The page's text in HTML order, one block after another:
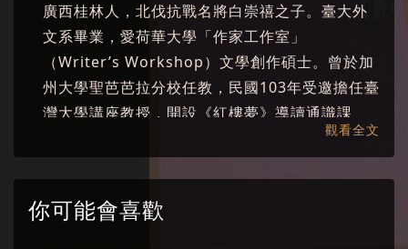
🕑️ 講座二、 10/22 週日2:30—4:30 @ 國家圖書
館B1多功能展演廳失之毫釐，差以千里——紅樓
夢程乙本與庚辰本之比較
廣西桂林人，北伐抗戰名將白崇禧之子。臺大外
文系畢業，愛荷華大學「作家工作室」
（Writer’s Workshop）文學創作碩士。曾於加
州大學聖芭芭拉分校任教，民國103年受邀擔任臺
灣大學講座教授，開設《紅樓夢》導讀通識課
程。 白先勇是小說家、散文家、評論家、戲劇
家，著作極豐，短篇小說集《寂寞的十七歲》、
散文集《驀然回首》、《明星咖啡館》、《第六
觀看全文
你可能會喜歡